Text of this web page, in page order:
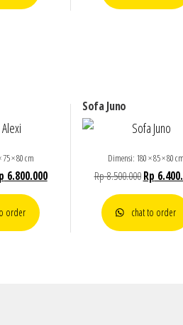
× 80 cm
6.800.000
order
Sofa Juno
Dimensi: 180 × 85 × 80 cm
Rp8.500.000 Rp
chat to order